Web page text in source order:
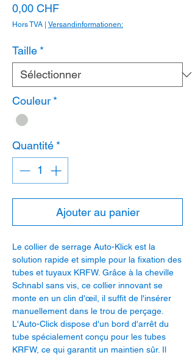
0,00 CHFPrix
Hors TVA | Versandinformationen:
Taille *
Couleur *
Quantité *
Ajouter au panier
Le collier de serrage Auto-Klick est la
solution rapide et simple pour la fixation des
tubes et tuyaux KRFW. Grâce à la cheville
Schnabl sans vis, ce collier innovant se
monte en un clin d'œil, il suffit de l'insérer
manuellement dans le trou de perçage.
L'Auto-Click dispose d'un bord d'arrêt du
tube spécialement conçu pour les tubes
KRFW, ce qui garantit un maintien sûr. Il